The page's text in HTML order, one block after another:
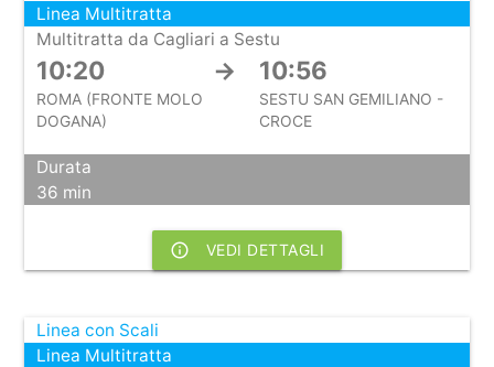
Linea Multitratta
Multitratta da Cagliari a Sestu
10:20 → 10:56
ROMA (FRONTE MOLO
DOGANA)
SESTU SAN GEMILIANO -
CROCE
Durata
36 min
info_outline VEDI DETTAGLI
Linea con Scali
Linea Multitratta